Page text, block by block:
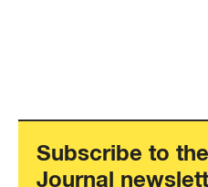
Subscribe to
Journal